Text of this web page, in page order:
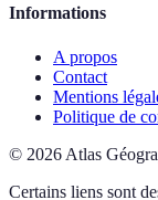
Informations
A propos
Contact
Mentions
Politique de
© 2026 Atlas
Certains liens sont